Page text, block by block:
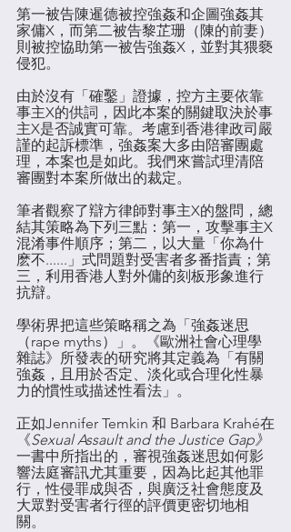
第一被告陳暹德被控強姦和企圖強姦其
家傭X，而第二被告黎芷珊（陳的前妻）
則被控協助第一被告強姦X，並對其猥褻
侵犯。
由於沒有「確鑿」證據，控方主要依靠
事主X的供詞，因此本案的關鍵取決於事
主X是否誠實可靠。考慮到香港律政司嚴
謹的起訴標準，強姦案大多由陪審團處
理，本案也是如此。我們來嘗試理清陪
審團對本案所做出的裁定。
筆者觀察了辯方律師對事主X的盤問，總
結其策略為下列三點：第一，攻擊事主X
混淆事件順序；第二，以大量「你為什
麽不......」式問題對受害者多番指責；第
三，利用香港人對外傭的刻板形象進行
抗辯。
學術界把這些策略稱之為「強姦迷思
（rape myths）」。《歐洲社會心理學
雜誌》所發表的研究將其定義為「有關
強姦，且用於否定、淡化或合理化性暴
力的慣性或描述性看法」。
正如Jennifer Temkin 和 Barbara Krahé在
《Sexual Assault and the Justice Gap》
一書中所指出的，審視強姦迷思如何影
響法庭審訊尤其重要，因為比起其他罪
行，性侵罪成與否，與廣泛社會態度及
大眾對受害者行徑的評價更密切地相
關。